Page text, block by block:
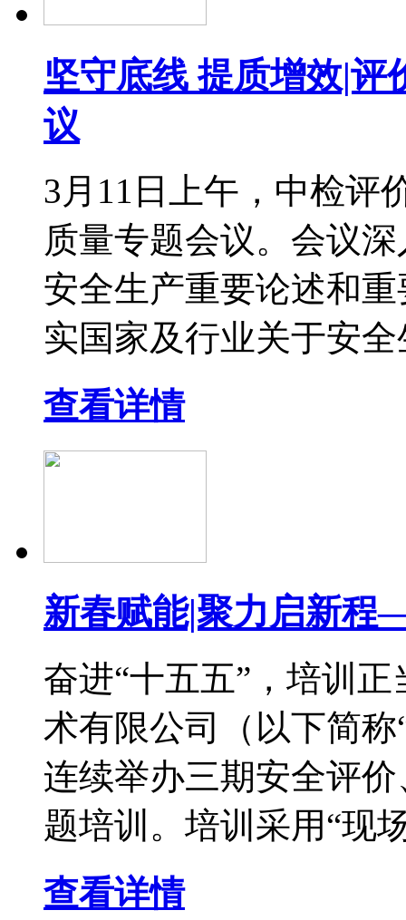
坚守底线 提质增效|
议
3月11日上午，中检评
质量专题会议。会议
安全生产重要论述和
实国家及行业关于安
查看详情
新春赋能|聚力启新
奋进“十五五”，培训
术有限公司（以下简称
连续举办三期安全评
题培训。培训采用“现
查看详情